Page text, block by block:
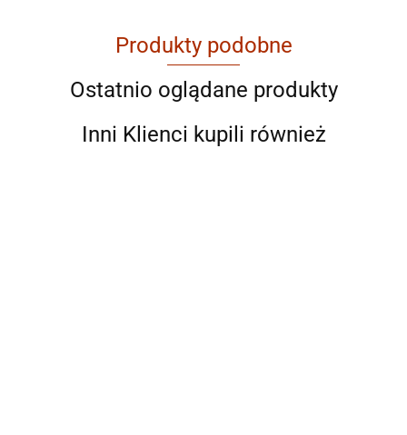
AGAM
Produkty podobne
Ostatnio oglądane produkty
Inni Klienci kupili również